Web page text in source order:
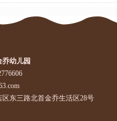
幼儿园
东三路北首金乔生活区28号